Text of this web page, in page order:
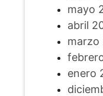
mayo
abril
marzo
enero